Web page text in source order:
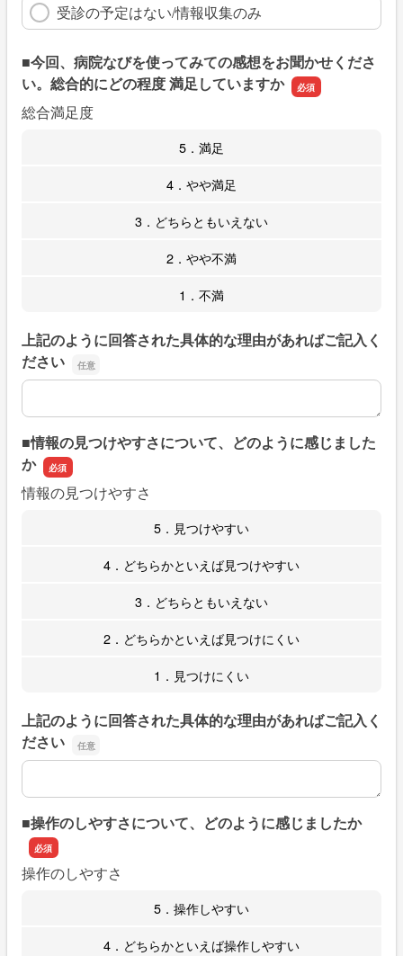
受診の予定はない/情報収集のみ
■今回、病院なびを使ってみての感想をお聞かせくださ
い。総合的にどの程度 満足していますか
総合満足度
5．満足
4．やや満足
3．どちらともいえない
2．やや不満
1．不満
上記のように回答された具体的な理由があればご記入く
ださい
上記のように回答された具体的な理由があればご記入くだ
■情報の見つけやすさについて、どのように感じました
か
情報の見つけやすさ
5．見つけやすい
4．どちらかといえば見つけやすい
3．どちらともいえない
2．どちらかといえば見つけにくい
1．見つけにくい
上記のように回答された具体的な理由があればご記入く
ださい
上記のように回答された具体的な理由があればご記入くだ
■操作のしやすさについて、どのように感じましたか
操作のしやすさ
5．操作しやすい
4．どちらかといえば操作しやすい